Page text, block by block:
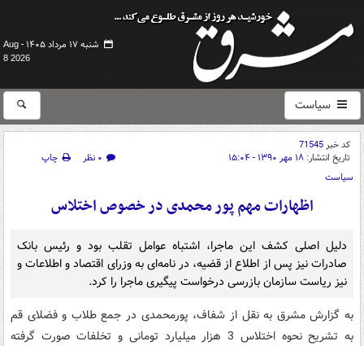
شنبه ۱۷ مرداد ۱۴۰۵ -
Aug
8 2026
سیاست
کد خبر71545
تاریخ انتشار: ۱۸ مهر ۱۳۹۰ - ۱۵:۰۴ ۰ نظر
چاپ
سیاست
اظهارات مهم پور محمدی در خصوص اختلاس
دلیل اصلی کشف این ماجرا،‌ اشتباه عوامل تقلب بود و رئیس بانک
صادرات نیز پس از اطلاع از قضیه، در نامه‌ای به وزرای اقتصاد و اطلاعات و
نیز ریاست سازمان بازرسی درخواست پیگیری ماجرا را کرد.
به گزارش مشرق به نقل از شفاف، پورمحمدی در جمع طلاب و فضلای قم
به تشریح نحوه اختلاس 3 هزار میلیارد تومانی و تخلفات صورت گرفته